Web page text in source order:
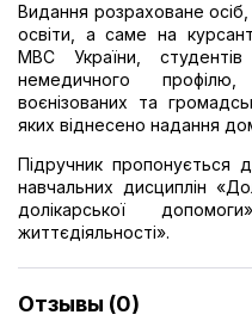
Видання розраховане
освіти, а саме на
МВС України,
немедичного
воєнізованих та
яких віднесено надання
Підручник пропонується
навчальних дисциплін
долікарської
життєдіяльності».
Отзывы (0)